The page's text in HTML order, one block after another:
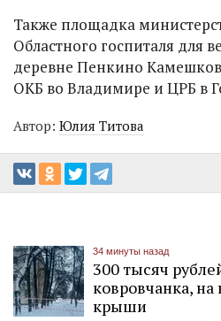
Также площадка
Областного госпиталя для
деревне Пенкино
ОКБ во Владимире и ЦРБ в
Автор: Юлия Титова
34 минуты назад
300 тысяч
ковровчанка, на
крыши